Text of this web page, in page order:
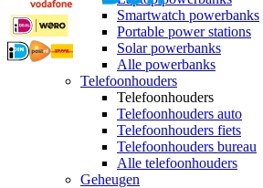
Smartwatch powerbanks
Portable power stations
Solar powerbanks
Alle powerbanks
Telefoonhouders
Telefoonhouders
Telefoonhouders auto
Telefoonhouders fiets
Telefoonhouders bureau
Alle telefoonhouders
Geheugen